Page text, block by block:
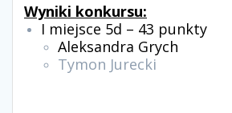
Wyniki konkursu:
I miejsce 5d – 43 punkty
Aleksandra Grych
Tymon Jurecki